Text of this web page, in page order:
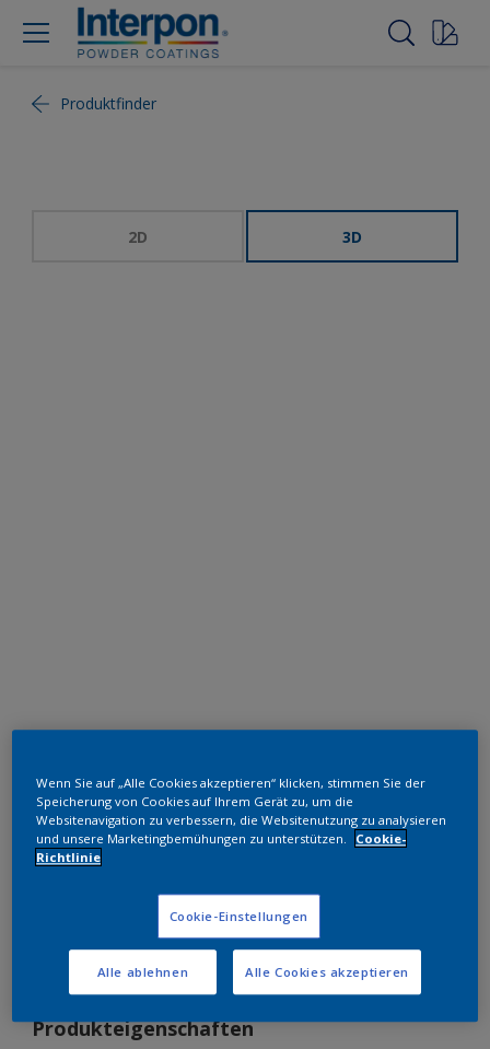
Produktfinder
2D 3D
RAL 5009
SJJ09G
Muster bestellen
Bestellen Sie direkt im Webshop
Produkteigenschaften
Wenn Sie auf „Alle Cookies akzeptieren“ klicken, stimmen Sie der
Speicherung von Cookies auf Ihrem Gerät zu, um die
Websitenavigation zu verbessern, die Websitenutzung zu analysieren
und unsere Marketingbemühungen zu unterstützen.
Cookie-
Richtlinie
Cookie-Einstellungen
Alle ablehnen Alle Cookies akzeptieren